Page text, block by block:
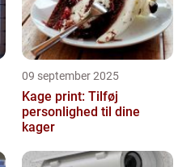
09 september 2025
Kage print: Tilføj
personlighed til dine
kager